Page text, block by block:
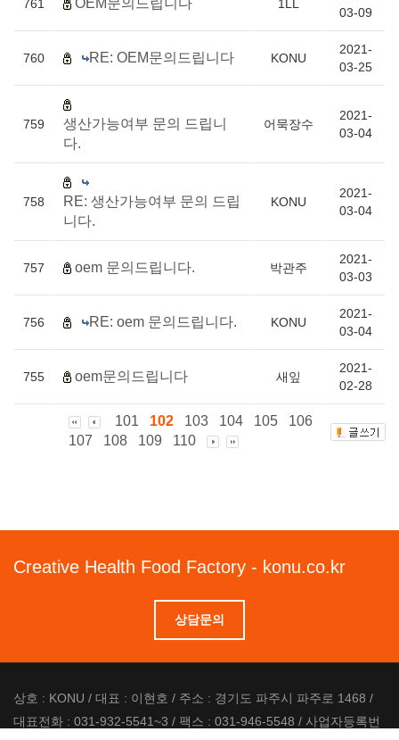
761 OEM문의드립니다 1LL
03-09
760 RE: OEM문의드립니다 KONU
2021-
03-25
759
생산가능여부 문의 드립니
다.
어묵장수
2021-
03-04
758
RE: 생산가능여부 문의 드립
니다.
KONU
2021-
03-04
757 oem 문의드립니다. 박관주
2021-
03-03
756 RE: oem 문의드립니다. KONU
2021-
03-04
755 oem문의드립니다 새잎
2021-
02-28
101 102 103 104 105
106
107
108 109 110
Creative Health Food Factory - konu.co.kr
상담문의
상호 : KONU / 대표 : 이현호 / 주소 : 경기도 파주시 파주로 1468 /
대표전화 : 031-932-5541~3 / 팩스 : 031-946-5548 / 사업자등록번